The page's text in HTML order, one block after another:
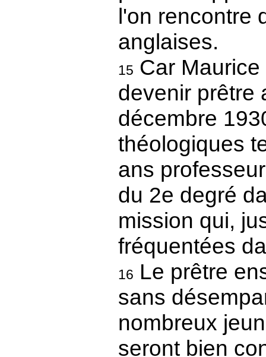
l'on rencontre
anglaises.
15 Car
devenir prêtre
décembre
théologiques
ans
du 2e degré
mission qui,
fréquentées
16 Le prêtre
sans
nombreux
seront bien